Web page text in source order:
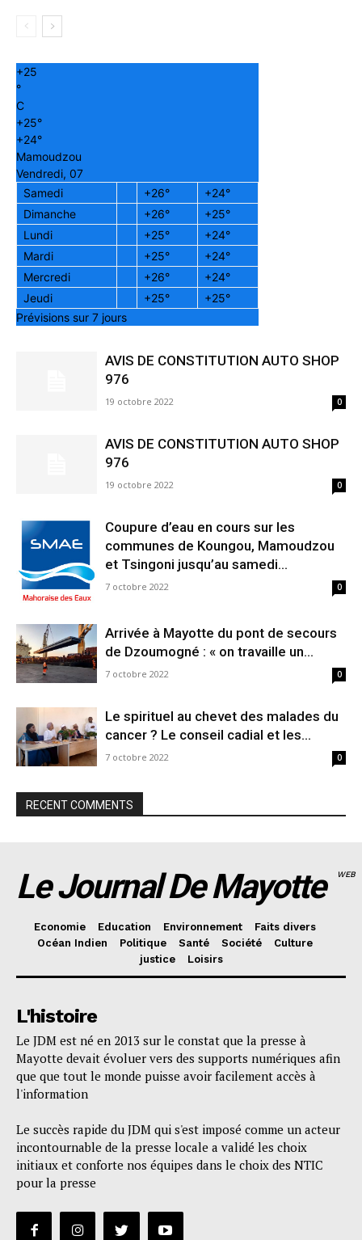
+25
°
C
+25°
+24°
Mamoudzou
Vendredi, 07
Samedi
+26° +24°
Dimanche
+26° +25°
Lundi
+25° +24°
Mardi
+25° +24°
Mercredi
+26° +24°
Jeudi
+25° +25°
Prévisions sur 7 jours
AVIS DE CONSTITUTION AUTO SHOP
976
19 octobre 2022 0
AVIS DE CONSTITUTION AUTO SHOP
976
19 octobre 2022 0
Coupure d’eau en cours sur les
communes de Koungou, Mamoudzou
et Tsingoni jusqu’au samedi...
7 octobre 2022 0
Arrivée à Mayotte du pont de secours
de Dzoumogné : « on travaille un...
7 octobre 2022 0
Le spirituel au chevet des malades du
cancer ? Le conseil cadial et les...
7 octobre 2022 0
RECENT COMMENTS
Le Journal De Mayotte WEB
Economie Education Environnement
Faits divers
Océan Indien
Politique Santé Société
Culture
justice
Loisirs
L'histoire
Le JDM est né en 2013 sur le constat que la presse à
Mayotte devait évoluer vers des supports numériques afin
que que tout le monde puisse avoir facilement accès à
l'information
Le succès rapide du JDM qui s'est imposé comme un acteur
incontournable de la presse locale a validé les choix
initiaux et conforte nos équipes dans le choix des NTIC
pour la presse